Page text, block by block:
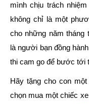
mình chịu trách
không chỉ là một
cho những năm
là người bạn đồng
thi cam go để bước tới
Hãy tặng cho con
chọn mua một chiếc